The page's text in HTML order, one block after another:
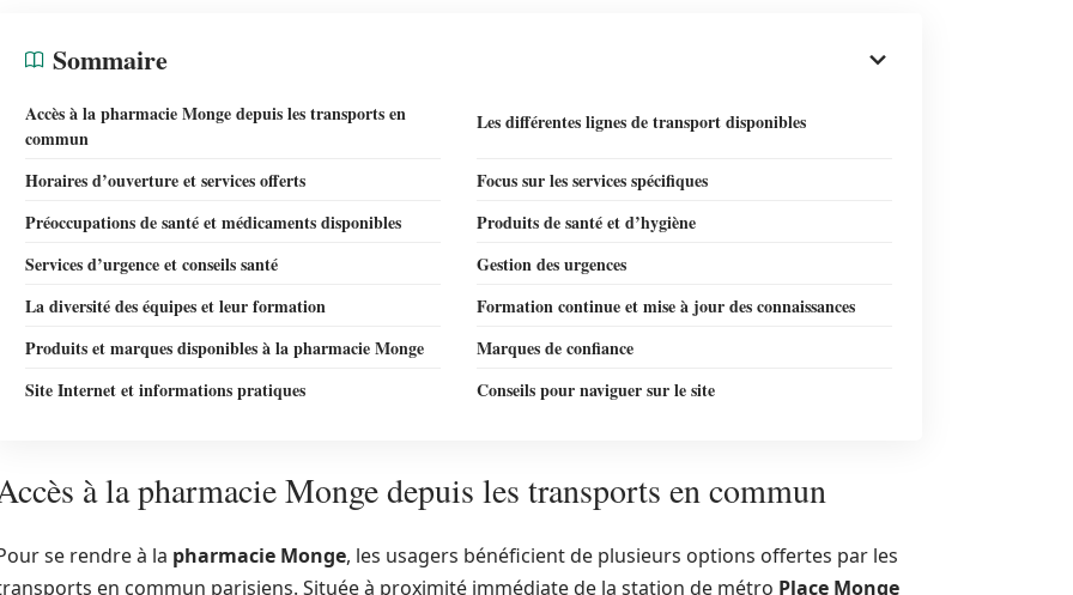
Sommaire
Accès à la pharmacie Monge depuis les transports en
commun
Les différentes lignes de transport disponibles
Horaires d’ouverture et services offerts
Focus sur les services spécifiques
Préoccupations de santé et médicaments disponibles
Produits de santé et d’hygiène
Services d’urgence et conseils santé
Gestion des urgences
La diversité des équipes et leur formation
Formation continue et mise à jour des connaissances
Produits et marques disponibles à la pharmacie Monge
Marques de confiance
Site Internet et informations pratiques
Conseils pour naviguer sur le site
à la pharmacie Monge depuis les transports en commun
se rendre à la pharmacie Monge, les usagers bénéficient de plusieurs options offertes par les
en commun parisiens. Située à proximité immédiate de la station de métro Place Monge